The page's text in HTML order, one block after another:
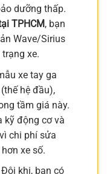
dưỡng thấp.
TPHCM, bạn
Wave/Sirius
xe.
xe tay ga
hệ đầu),
tầm giá này.
kỹ động cơ và
chi phí sửa
xe số.
khi, bạn có